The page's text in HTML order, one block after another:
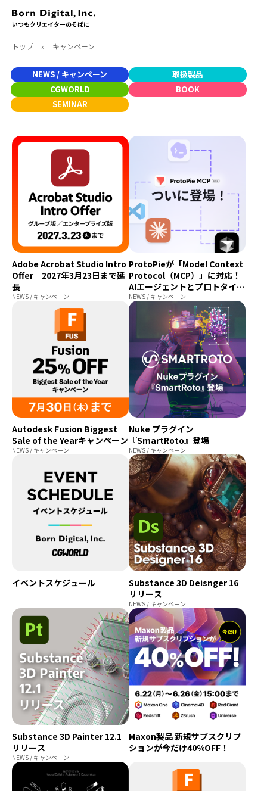
いつもクリエイターのそばに
ABOUT
CONTACT
RECRUIT
クリエイターズID
ACCESS
ソフトウェア
フォント
ハードウェア
ソフトウェアサポート
月刊誌
別冊
BOOK
刊行順
ゲーム/CG
アート/イラスト
映像/映画/アニメ
プログラミング/ウェブ
ファッション/デザイン/他
SEMINAR
有料セミナー
無料セミナー
チュートリアル
検定
スケジュール
その他
facebookyoutube
トップ » キャンペーン
NEWS / キャンペーン
取扱製品
CGWORLD
BOOK
SEMINAR
Adobe Acrobat Studio Intro
Offer｜2027年3月23日まで延
長
NEWS / キャンペーン
ProtoPieが「Model Context
Protocol（MCP）」に対応！
AIエージェントとプロトタイプ
を直接接続するベータ版を提供
開始
NEWS / キャンペーン
Autodesk Fusion Biggest
Sale of the Yearキャンペーン
NEWS / キャンペーン
Nuke プラグイン
『SmartRoto』登場
NEWS / キャンペーン
イベントスケジュール
Substance 3D Deisnger 16
リリース
NEWS / キャンペーン
Substance 3D Painter 12.1
リリース
NEWS / キャンペーン
Maxon製品 新規サブスクリプ
ションが今だけ40%OFF！